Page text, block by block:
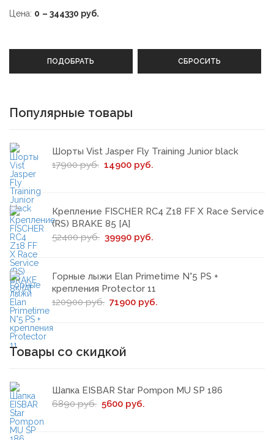
Цена: 0 – 344330 руб.
ПОДОБРАТЬ СБРОСИТЬ
Популярные товары
Шорты Vist Jasper Fly Training Junior black
17900 руб. 14900 руб.
Крепление FISCHER RC4 Z18 FF X Race Service
(RS) BRAKE 85 [A]
52400 руб. 39990 руб.
Горные лыжи Elan Primetime N°5 PS +
крепления Protector 11
120900 руб. 71900 руб.
Товары со скидкой
Шапка EISBAR Star Pompon MU SP 186
6890 руб. 5600 руб.